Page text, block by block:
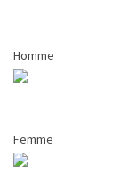
Homme
Femme